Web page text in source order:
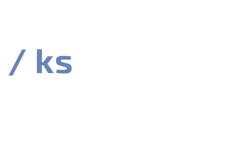
/ ks